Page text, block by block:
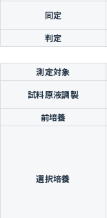
同定
判定
測定対象
試料原液調製
前培養
選択培養